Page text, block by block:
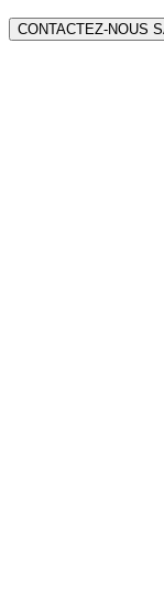
CONTACTEZ-NOUS